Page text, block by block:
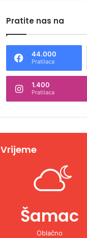
Pratite nas na
44.000
Pratilaca
1.400
Pratilaca
Vrijeme
Šamac
Oblačno